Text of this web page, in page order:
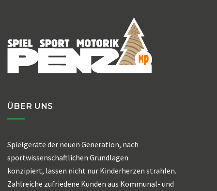
ÜBER UNS
Spielgeräte der neuen Generation, nach
sportwissenschaftlichen Grundlagen
konzipiert, lassen nicht nur Kinderherzen strahlen.
Zahlreiche zufriedene Kunden aus Kommunal- und